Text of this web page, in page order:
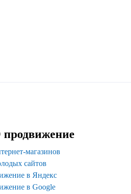
продвижение
магазинов
сайтов
в Яндекс
в Google